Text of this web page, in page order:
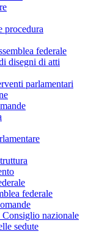
procedura
federale
disegni di atti
parlamentari
federale
nazionale
sedute